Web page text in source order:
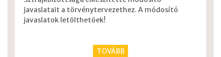
javaslatait a törvénytervezethez. A módosító
javaslatok letölthetõek!
TOVÁBB